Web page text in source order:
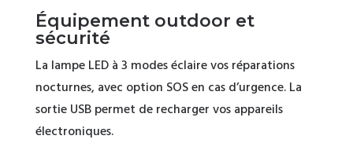
Équipement outdoor et
sécurité
La lampe LED à 3 modes éclaire vos réparations
nocturnes, avec option SOS en cas d’urgence. La
sortie USB permet de recharger vos appareils
électroniques.